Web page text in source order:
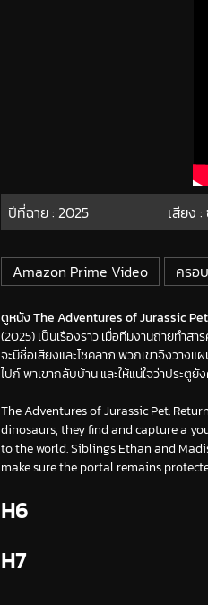
ปีที่ฉาย : 2025 เสียง
Amazon Prime Video ครอ
ดูหนัง The Adventures of Jurassic
(2025) เป็นเรื่องราว เมื่อทีมงานถ่ายทำส
จะมีชื่อเสียงและโชคลาภ พวกเขาจึงวาง
ไปก์ พาเขากลับบ้าน และให้แน่ใจว่าประตู
The Adventures of Jurassic Pet:
dinosaurs, they find and capture a
to the world. Siblings Ethan and
make sure the portal remains
H6
H7